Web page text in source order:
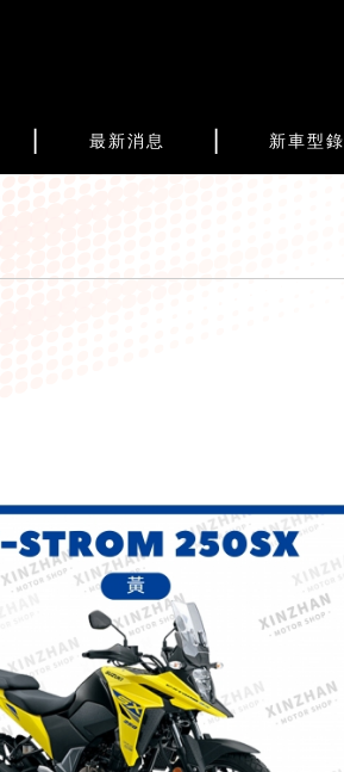
最新消息 新車型錄